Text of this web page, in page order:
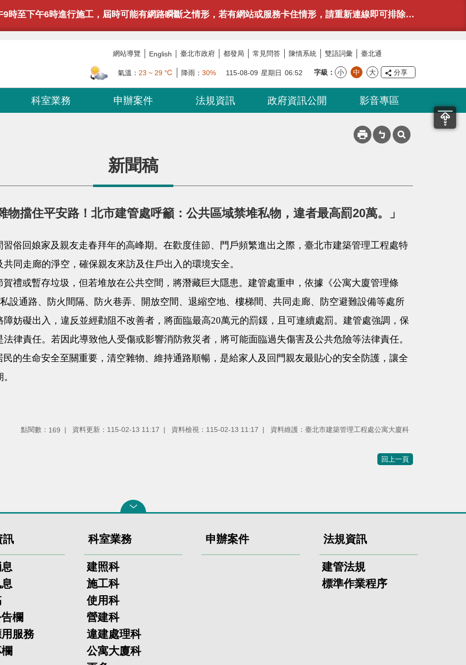
午6時進行施工，屆時可能有網路瞬斷之情形，若有網站或服務卡住情形，請重新連線即可排除，造成不便，敬請見諒。
網站導覽 English 臺北市政府 都發局 常見問答 陳情系統 雙語詞彙 臺北通
氣溫： 23 ~ 29 ℃ 降雨： 30% 115-08-09 星期日 06:52 字級 小 中 大 分享
科室業務 申辦案件 法規資訊 政府資訊公開 影音專區
新聞稿
物擋住平安路！北市建管處呼籲：公共區域禁堆私物，違者最高罰20萬。」
俗回娘家及親友走春拜年的高峰期。在歡度佳節、門戶頻繁進出之際，臺北市建築管理工程處特
同走廊的淨空，確保親友來訪及住戶出入的環境安全。
禮或暫存垃圾，但若堆放在公共空間，將潛藏巨大隱患。建管處重申，依據《公寓大廈管理條
設通路、防火間隔、防火巷弄、開放空間、退縮空地、樓梯間、共同走廊、防空避難設備等處所
妨礙出入，違反並經勸阻不改善者，將面臨最高20萬元的罰鍰，且可連續處罰。建管處強調，保
律責任。若因此導致他人受傷或影響消防救災者，將可能面臨過失傷害及公共危險等法律責任。
的生命安全至關重要，清空雜物、維持通路順暢，是給家人及回門親友最貼心的安全防護，讓全
點閱數： 169 資料更新：115-02-13 11:17 資料檢視：115-02-13 11:17 資料維護：臺北市建築管理工程處公寓大廈科
回上一頁
訊
欄
服務
科室業務
建照科
施工科
使用科
營建科
違建處理科
公寓大廈科
申辦案件 法規資訊
建管法規
標準作業程序